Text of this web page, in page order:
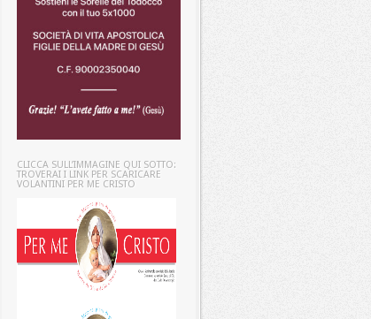
CLICCA SULL’IMMAGINE QUI SOTTO:
TROVERAI I LINK PER SCARICARE
VOLANTINI PER ME CRISTO